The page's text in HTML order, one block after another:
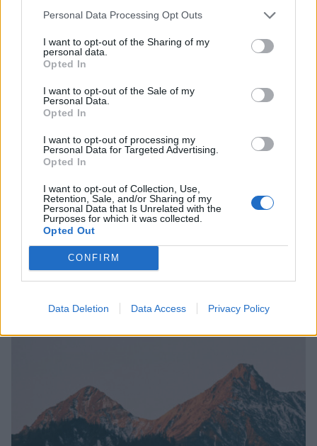
Personal Data Processing Opt Outs
I want to opt-out of the Sharing of my
personal data.
Opted In
I want to opt-out of the Sale of my
Personal Data.
Opted In
I want to opt-out of processing my
Personal Data for Targeted Advertising.
Opted In
I want to opt-out of Collection, Use,
Retention, Sale, and/or Sharing of my
Personal Data that Is Unrelated with the
Purposes for which it was collected.
Opted Out
CONFIRM
Data Deletion Data Access Privacy Policy
Matkailu
14.3.2025, 7:00
Onko Nooan arkki ollut totta?
Tämä vuori saattoi toimia
pelastuspaikkana